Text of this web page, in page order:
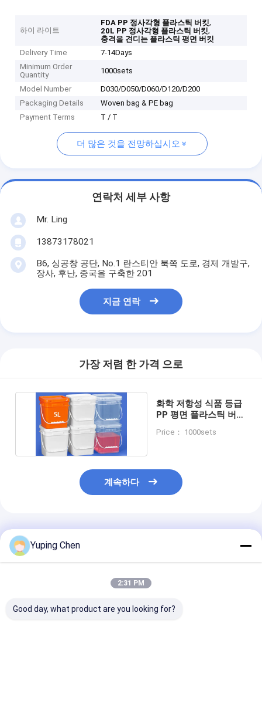
하이 라이트
FDA PP 정사각형 플라스틱 버킷,
20L PP 정사각형 플라스틱 버킷,
충격을 견디는 플라스틱 평면 버킷
Delivery Time
7-14Days
Minimum Order
Quantity
1000sets
Model Number
D030/D050/D060/D120/D200
Packaging Details
Woven bag & PE bag
Payment Terms
T / T
더 많은 것을 전망하십시오
연락처 세부 사항
Mr. Ling
13873178021
B6, 싱공창 공단, No.1 란스티안 북쪽 도로, 경제 개발구,
장사, 후난, 중국을 구축한 201
지금 연락
가장 저렴 한 가격 으로
화학 저항성 식품 등급
PP 평면 플라스틱 버킷
Price： 1000sets
계속하다
추천된 제품
Yuping Chen
2:31 PM
Good day, what product are you looking for?